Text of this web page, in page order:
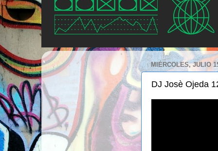
MIÉRCOLES, JULIO
DJ Josè Ojeda